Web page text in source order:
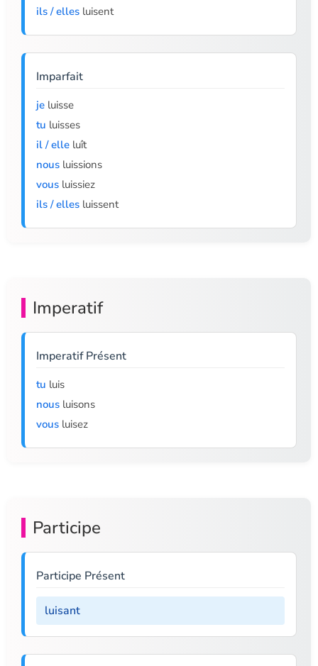
ils / elles luisent
Imparfait
je luisse
tu luisses
il / elle luît
nous luissions
vous luissiez
ils / elles luissent
Imperatif
Imperatif Présent
tu luis
nous luisons
vous luisez
Participe
Participe Présent
luisant